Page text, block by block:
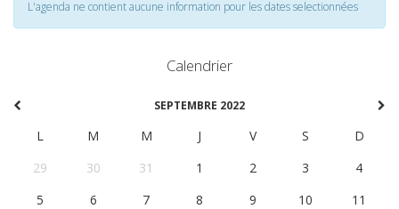
L'agenda ne contient aucune information pour les dates selectionnées
Calendrier
SEPTEMBRE 2022
L M M J V S
D
29
30 31 1 2 3
4
5
6 7 8 9 10
11